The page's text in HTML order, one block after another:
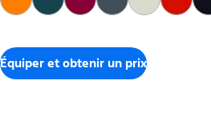
Équiper et obtenir un prix